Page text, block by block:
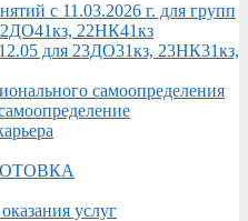
с 11.03.2026 г. для групп
22НК41кз
для 23ДО31кз, 23НК31кз,
самоопределения
услуг